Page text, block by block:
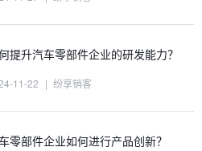
提升汽车零部件企业的研发能力？
11-22 | 纷享销客
零部件企业如何进行产品创新？